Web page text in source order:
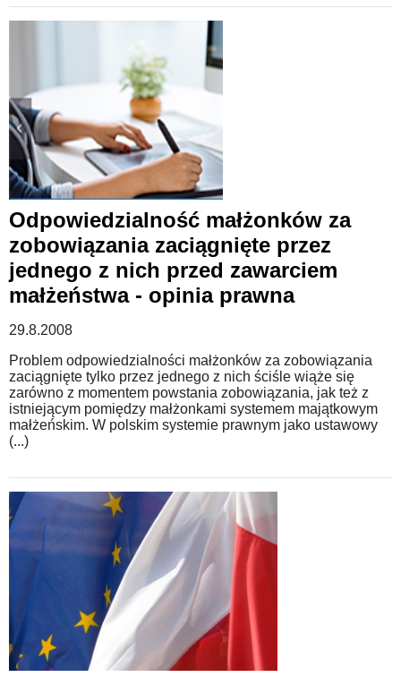
Odpowiedzialność małżonków za
zobowiązania zaciągnięte przez
jednego z nich przed zawarciem
małżeństwa - opinia prawna
29.8.2008
Problem odpowiedzialności małżonków za zobowiązania
zaciągnięte tylko przez jednego z nich ściśle wiąże się
zarówno z momentem powstania zobowiązania, jak też z
istniejącym pomiędzy małżonkami systemem majątkowym
małżeńskim. W polskim systemie prawnym jako ustawowy
(...)